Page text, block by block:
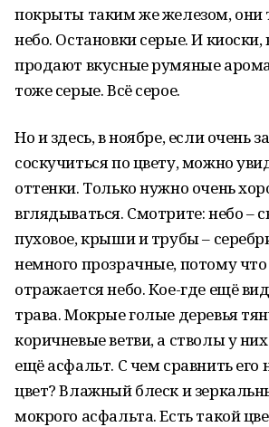
покрыты таким же железом, они
небо. Остановки серые. И киоски,
продают вкусные румяные
тоже серые. Всё серое.
Но и здесь, в ноябре, если очень
соскучиться по цвету, можно
оттенки. Только нужно очень
вглядываться. Смотрите: небо –
пуховое, крыши и трубы –
немного прозрачные, потому что
отражается небо. Кое-где ещё
трава. Мокрые голые деревья
коричневые ветви, а стволы у
ещё асфальт. С чем сравнить его
цвет? Влажный блеск и
мокрого асфальта. Есть такой